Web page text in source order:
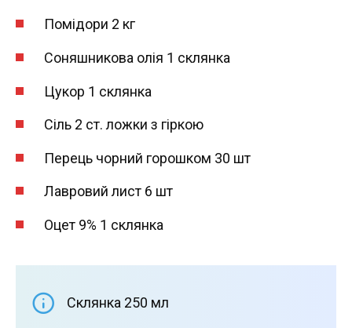
Помідори 2 кг
Соняшникова олія 1 склянка
Цукор 1 склянка
Сіль 2 ст. ложки з гіркою
Перець чорний горошком 30 шт
Лавровий лист 6 шт
Оцет 9% 1 склянка
Склянка 250 мл